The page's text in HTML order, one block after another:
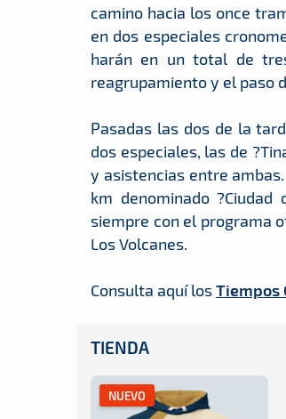
camino hacia los once
en dos especiales
harán en un total de
reagrupamiento y el paso
Pasadas las dos de la
dos especiales, las de
y asistencias entre
km denominado
siempre con el programa
Los Volcanes.
Consulta aquí losTiempos
TIENDA
NUEVO